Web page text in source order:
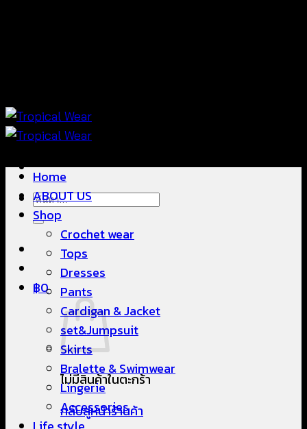
ค้นหา:
฿0
ไม่มีสินค้าในตะกร้า
กลับสู่หน้าร้านค้า
Home
ABOUT US
Shop
Crochet wear
Tops
Dresses
Pants
Cardigan & Jacket
set&Jumpsuit
Skirts
Bralette & Swimwear
Lingerie
Accessories